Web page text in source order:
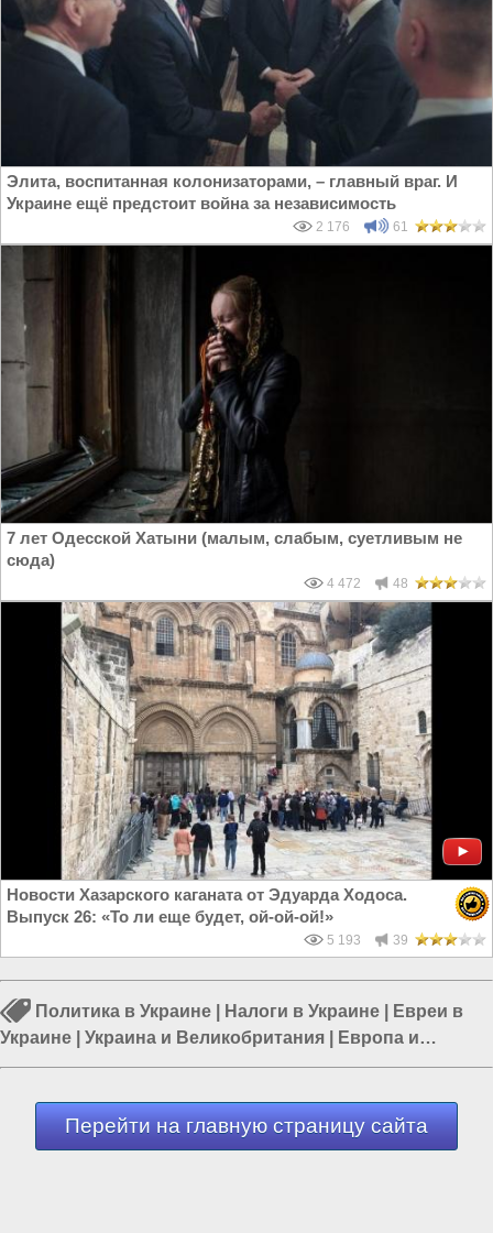
Элита, воспитанная колонизаторами, – главный враг. И
Украине ещё предстоит война за независимость
2 176 61
7 лет Одесской Хатыни (малым, слабым, суетливым не
сюда)
4 472 48
Новости Хазарского каганата от Эдуарда Ходоса.
Выпуск 26: «То ли еще будет, ой-ой-ой!»
5 193 39
Политика в Украине Налоги в Украине
Евреи в
Украине
Украина и Великобритания
Европа и
Украина|Англия и США|США и Европа
Перейти на главную страницу сайта